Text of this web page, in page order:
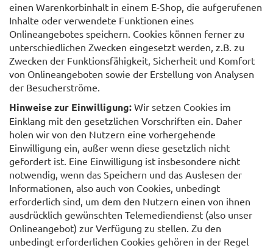
einen Warenkorbinhalt in einem E-Shop, die aufgerufenen
Inhalte oder verwendete Funktionen eines
Onlineangebotes speichern. Cookies können ferner zu
unterschiedlichen Zwecken eingesetzt werden, z.B. zu
Zwecken der Funktionsfähigkeit, Sicherheit und Komfort
von Onlineangeboten sowie der Erstellung von Analysen
der Besucherströme.
Hinweise zur Einwilligung: Wir setzen Cookies im
Einklang mit den gesetzlichen Vorschriften ein. Daher
holen wir von den Nutzern eine vorhergehende
Einwilligung ein, außer wenn diese gesetzlich nicht
gefordert ist. Eine Einwilligung ist insbesondere nicht
notwendig, wenn das Speichern und das Auslesen der
Informationen, also auch von Cookies, unbedingt
erforderlich sind, um dem den Nutzern einen von ihnen
ausdrücklich gewünschten Telemediendienst (also unser
Onlineangebot) zur Verfügung zu stellen. Zu den
unbedingt erforderlichen Cookies gehören in der Regel